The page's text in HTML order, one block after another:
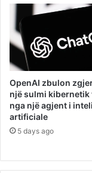
OpenAI zbulon
një sulmi kibernetik
nga një agjent i
artificiale
5 days ago